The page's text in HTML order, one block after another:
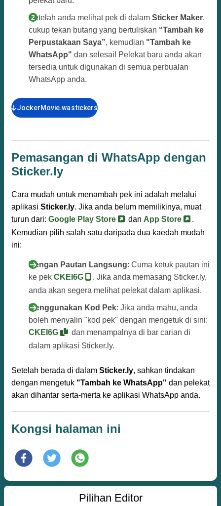
Setelah anda melihat pek di dalam Sticker Maker,
cukup tekan butang yang bertuliskan “Tambah ke
Perpustakaan Saya”, kemudian "Tambah ke
WhatsApp" dan selesai! Pelekat baru anda akan
tersedia untuk digunakan di semua perbualan
WhatsApp anda.
JockerMovie.wastickers
Pemasangan di WhatsApp dengan
Sticker.ly
Cara mudah untuk menambah pek ini adalah melalui
aplikasi Sticker.ly. Jika anda belum memilikinya, muat
turun dari: Google Play Store dan App Store
.
Kemudian pilih salah satu daripada dua kaedah mudah
ini:
Dengan Pautan Langsung: Cuma ketuk pautan ini
ke pek CKEI6G
. Jika anda memasang Sticker.ly,
anda akan segera melihat pelekat dalam aplikasi.
Menggunakan Kod Pek: Jika anda mahu, anda
boleh menyalin "kod pek" dengan mengetuk di sini:
CKEI6G
dan menampalnya di bar carian di
dalam aplikasi Sticker.ly.
Setelah berada di dalam Sticker.ly, sahkan tindakan
dengan mengetuk "Tambah ke WhatsApp" dan pelekat
akan dihantar serta-merta ke aplikasi WhatsApp anda.
Kongsi halaman ini
Pilihan Editor